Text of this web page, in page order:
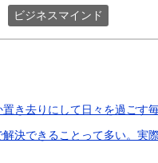
ビジネスマインド
き去りにして日々を過ごす毎
解決できることって多い。実際